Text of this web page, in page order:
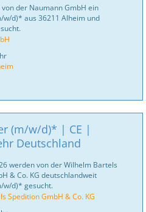
der Naumann GmbH ein
w/d)* aus 36211 Alheim und
(m/w/d)* | CE |
Deutschland
werden von der Wilhelm Bartels
& Co. KG deutschlandweit
w/d)* gesucht.
Spedition GmbH & Co. KG